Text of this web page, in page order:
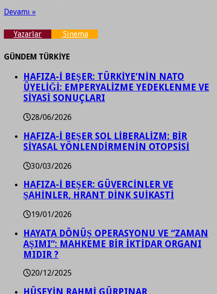
Devamı »
Yazarlar Sinema
GÜNDEM TÜRKİYE
HAFIZA-İ BEŞER: TÜRKİYE’NİN NATO
ÜYELİĞİ: EMPERYALİZME YEDEKLENME VE
SİYASİ SONUÇLARI
28/06/2026
HAFIZA-İ BEŞER SOL LİBERALİZM: BİR
SİYASAL YÖNLENDİRMENİN OTOPSİSİ
30/03/2026
HAFIZA-İ BEŞER: GÜVERCİNLER VE
ŞAHİNLER, HRANT DİNK SUİKASTİ
19/01/2026
HAYATA DÖNÜŞ OPERASYONU VE “ZAMAN
AŞIMI”: MAHKEME BİR İKTİDAR ORGANI
MIDIR ?
20/12/2025
HÜSEYİN RAHMİ GÜRPINAR